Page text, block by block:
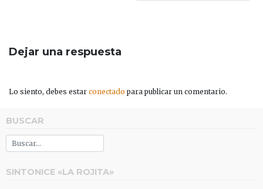
Dejar una respuesta
Lo siento, debes estar conectado para publicar un comentario.
BUSCAR
SINTONICE «LA ROJITA»